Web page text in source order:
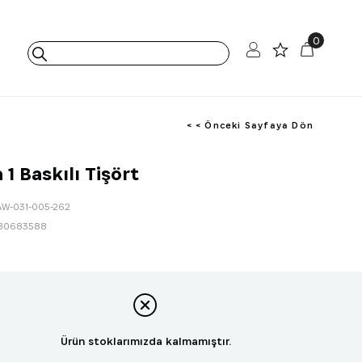
0
< < Önceki Sayfaya Dön
Baskılı Tişört
031-005-262
Ürün stoklarımızda kalmamıştır.